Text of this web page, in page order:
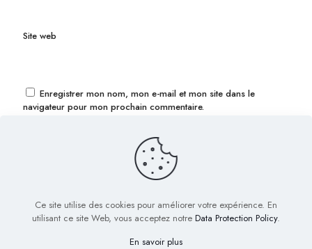
Site web
Enregistrer mon nom, mon e-mail et mon site dans le
navigateur pour mon prochain commentaire.
© 2022 Biig.fr - Tous droits réservés
Ce site utilise des cookies pour améliorer votre expérience. En
utilisant ce site Web, vous acceptez notre Data Protection Policy.
En savoir plus